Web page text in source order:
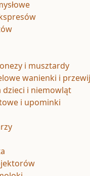
i musztardy
wanienki i
dzieci i niemowląt
i upominki